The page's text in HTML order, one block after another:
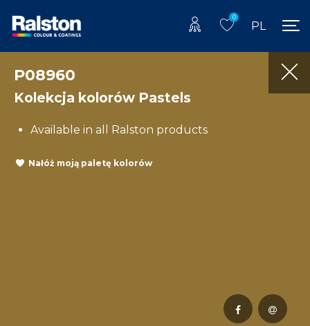
0
PL
P08960
Kolekcja kolorów Pastels
Available in all Ralston products
Nałóż moją paletę kolorów